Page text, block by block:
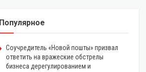
Популярное
Соучредитель «Новой пошты» призвал
ответить на вражеские обстрелы
бизнеса дерегулированием и